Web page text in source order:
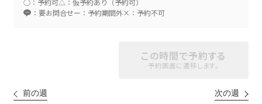
○：予約可△：仮予約あり（予約可）
：要お問合せー：予約期間外×：予約不可
この時間で予約する
予約画面に遷移します。
前の週 次の週
3名掛け
形式